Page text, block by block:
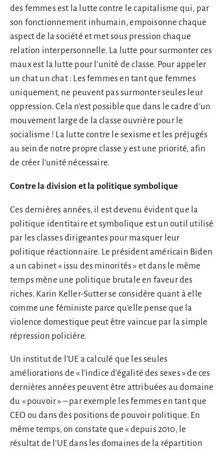
des femmes est la lutte contre le capitalisme qui, par
son fonctionnement inhumain, empoisonne chaque
aspect de la société et met sous pression chaque
relation interpersonnelle. La lutte pour surmonter ces
maux est la lutte pour l’unité de classe. Pour appeler
un chat un chat : Les femmes en tant que femmes
uniquement, ne peuvent pas surmonter seules leur
oppression. Cela n’est possible que dans le cadre d’un
mouvement large de la classe ouvrière pour le
socialisme ! La lutte contre le sexisme et les préjugés
au sein de notre propre classe y est une priorité, afin
de créer l’unité nécessaire.
Contre la division et la politique symbolique
Ces dernières années, il est devenu évident que la
politique identitaire et symbolique est un outil utilisé
par les classes dirigeantes pour masquer leur
politique réactionnaire. Le président américain Biden
a un cabinet « issu des minorités » et dans le même
temps mène une politique brutale en faveur des
riches. Karin Keller-Sutter se considère quant à elle
comme une féministe parce qu’elle pense que la
violence domestique peut être vaincue par la simple
répression policière.
Un institut de l’UE a calculé que les seules
améliorations de « l’indice d’égalité des sexes » de ces
dernières années peuvent être attribuées au domaine
du « pouvoir » – par exemple les femmes en tant que
CEO ou dans des positions de pouvoir politique. En
même temps, on constate que « depuis 2010, le
résultat de l’UE dans les domaines de la répartition